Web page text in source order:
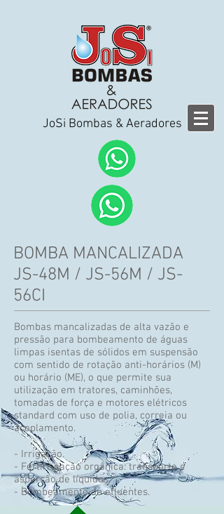
JoSi Bombas & Aeradores
BOMBA MANCALIZADA
JS-48M / JS-56M / JS-
56CI
Bombas mancalizadas de alta vazão e
pressão para bombeamento de águas
limpas isentas de sólidos em suspensão
com sentido de rotação anti-horários (M)
ou horário (ME), o que permite sua
utilização em tratores, caminhões,
tomadas de força e motores elétricos
standard com uso de polia, correia ou
acoplamento.
- Irrigação.
- Fertirrigação orgânica: transporte e
aspersão de líquidos.
- Bombeamento de efluentes.